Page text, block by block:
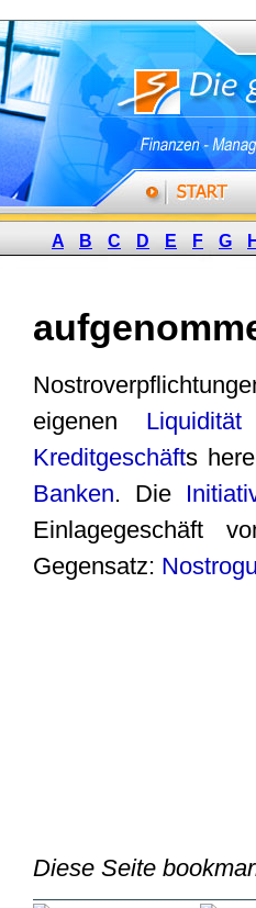
A B C D E F G
eigenen Liquidität
Kreditgeschäfts
Banken. Die
Einlagegeschäft
Gegensatz:
Diese Seite